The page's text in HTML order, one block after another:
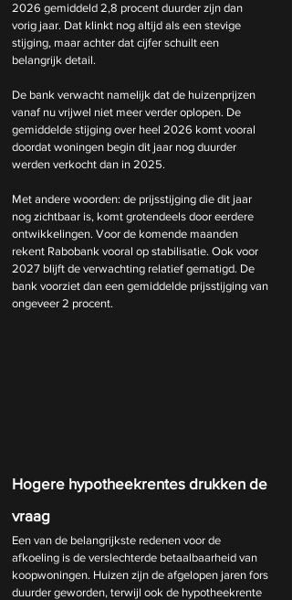
2026 gemiddeld 2,8 procent duurder zijn dan
vorig jaar. Dat klinkt nog altijd als een stevige
stijging, maar achter dat cijfer schuilt een
belangrijk detail.
De bank verwacht namelijk dat de huizenprijzen
vanaf nu vrijwel niet meer verder oplopen. De
gemiddelde stijging over heel 2026 komt vooral
doordat woningen begin dit jaar nog duurder
werden verkocht dan in 2025.
Met andere woorden: de prijsstijging die dit jaar
nog zichtbaar is, komt grotendeels door eerdere
ontwikkelingen. Voor de komende maanden
rekent Rabobank vooral op stabilisatie. Ook voor
2027 blijft de verwachting relatief gematigd. De
bank voorziet dan een gemiddelde prijsstijging van
ongeveer 2 procent.
Hogere hypotheekrentes drukken de
vraag
Een van de belangrijkste redenen voor de
afkoeling is de verslechterde betaalbaarheid van
koopwoningen. Huizen zijn de afgelopen jaren fors
duurder geworden, terwijl ook de hypotheekrente